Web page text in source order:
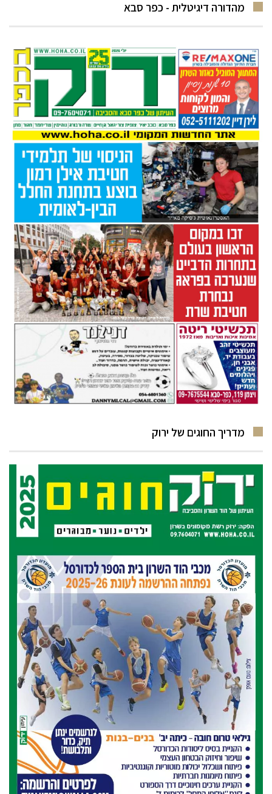
מהדורה דיגיטלית - כפר סבא
מדריך החוגים של ירוק